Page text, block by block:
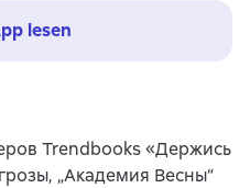
lesen
Trendbooks «Держись
„Академия Весны“